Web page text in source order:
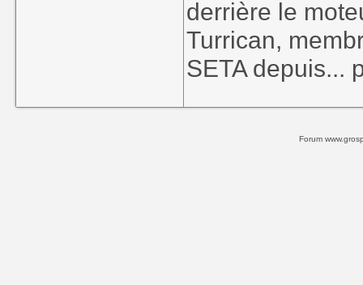
derrière le
Turrican,
SETA depuis...
Forum